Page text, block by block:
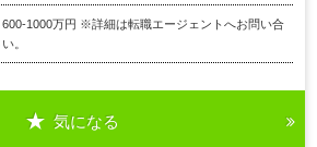
1000万円 ※詳細は転職エージェントへお問い合
。
気になる